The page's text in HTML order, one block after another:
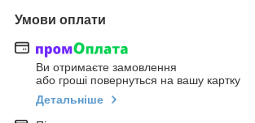
Умови оплати
Ви отримаєте замовлення
або гроші повернуться на вашу картку
Детальніше